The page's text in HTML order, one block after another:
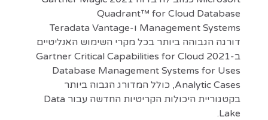
Quadrant™ for Cloud Database
Management Systems ו-Teradata Vantage
דורגה הגבוהה ביותר בכל מקרי השימוש האנליטיים
ב-2021 Gartner Critical Capabilities for Cloud
Database Management Systems for Uses
Analytic Cases, כולל המדורג הגבוה ביותר
בקטגוריית היכולות הקריטיות החדשה עבור Data
Lake.